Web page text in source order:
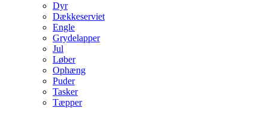
Dyr
Dækkeserviet
Engle
Grydelapper
Jul
Løber
Ophæng
Puder
Tasker
Tæpper